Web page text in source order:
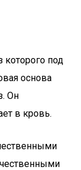
которого под
основа
Он
в кровь.